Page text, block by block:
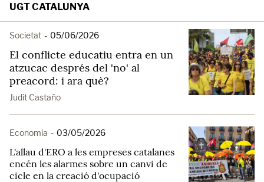
UGT CATALUNYA
Societat - 05/06/2026
El conflicte educatiu entra en un
atzucac després del 'no' al
preacord: i ara què?
Judit Castaño
Economia - 03/05/2026
L'allau d'ERO a les empreses catalanes
encén les alarmes sobre un canvi de
cicle en la creació d'ocupació